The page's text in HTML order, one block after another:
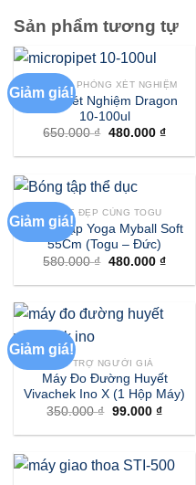
Sản phẩm tương tự
Giảm giá!
THIẾT BỊ PHÒNG XÉT NGHIỆM
Pipet Xét Nghiệm Dragon
10-100ul
650.000₫ Giá
là:
480.000 ₫Giá
tại
Giảm giá!
KHỎE ĐẸP CÙNG TOGU
Bóng Tập Yoga Myball Soft
55Cm (Togu – Đức)
580.000₫ Giá
là:
480.000 ₫Giá
tại
Giảm giá!
HỖ TRỢ NGƯỜI GIÀ
Máy Đo Đường Huyết
Vivachek Ino X (1 Hộp Máy)
350.000₫ Giá
là:
99.000 ₫Giá
tại